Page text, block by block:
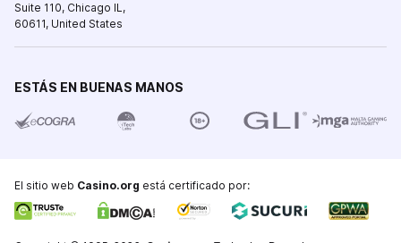
Suite 110, Chicago IL,
60611, United States
ESTÁS EN BUENAS MANOS
El sitio web Casino.org está certificado por: